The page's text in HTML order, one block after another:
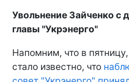
Увольнение Зайченко с
главы "Укрэнерго"
Напомним, что в
стало известно, что